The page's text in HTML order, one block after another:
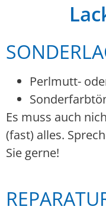
Perlmutt-
Es muss auch
(fast) alles.
Sie gerne!